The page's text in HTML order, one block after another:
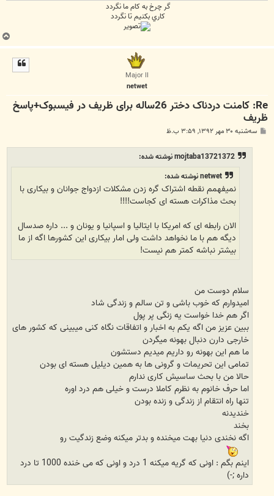
گر چرخ به كام ما نگردد
كاري بكنيم تا نگردد
ب
ا
Major II
netwet
Re: کامنت دردناک دختر 26ساله برای ظریف در فیسبوک+پاسخ
ظریف
پ سه‌شنبه ۳۰ مهر ۱۳۹۲, ۳:۵۹ ب.ظ
mojtaba13721372 نوشته شده:
netwet نوشته شده:
نمیفهمم نقطه اشتراک گره زدن مشکلات ازدواج جوانان و بیکاری با
بحث مذاکرات هسته ای کجاست!!!!
الان رابطه ای که امریکا با ایتالیا و اسپانیا و یونان و ... داره صدسال
دیگه هم با ما نخواهد داشت ولی امار بیکاری این کشورها اگه از ما
بیشتر نباشه کمتر هم نیست!
سلام دوست من
امیدوارم که خوب باشی و تن سالم و زندگی شاد
اگر هم خدا خواست یه زنگی پر پول
ببین عزیز من اگه یکم به اخبار و اتفاقات نگاه کنی میبینی که کشور های
خارجی دارن دنبال بهونه میگردن
ما هم این بهونه رو داریم میدیم دستشون
تمامی این تحریمات و گرونی ها به همین دیلیل هسته ای بودن
حالا من با بحث ساسیش کاری ندارم
اما حرف خانوم به نظرم کاملا درست و خیلی هم درد اوره
تنها راه انتقام از زندگی و زنده بودن
خندیدنه
بخند
اگه نخندی دنیا بهت میخنده و بدتر میکنه وضع زندگیت رو
اینم بگم : اونی که گریه میکنه 1 درد و اونی که می خنده 1000 تا درد
داره ;-)